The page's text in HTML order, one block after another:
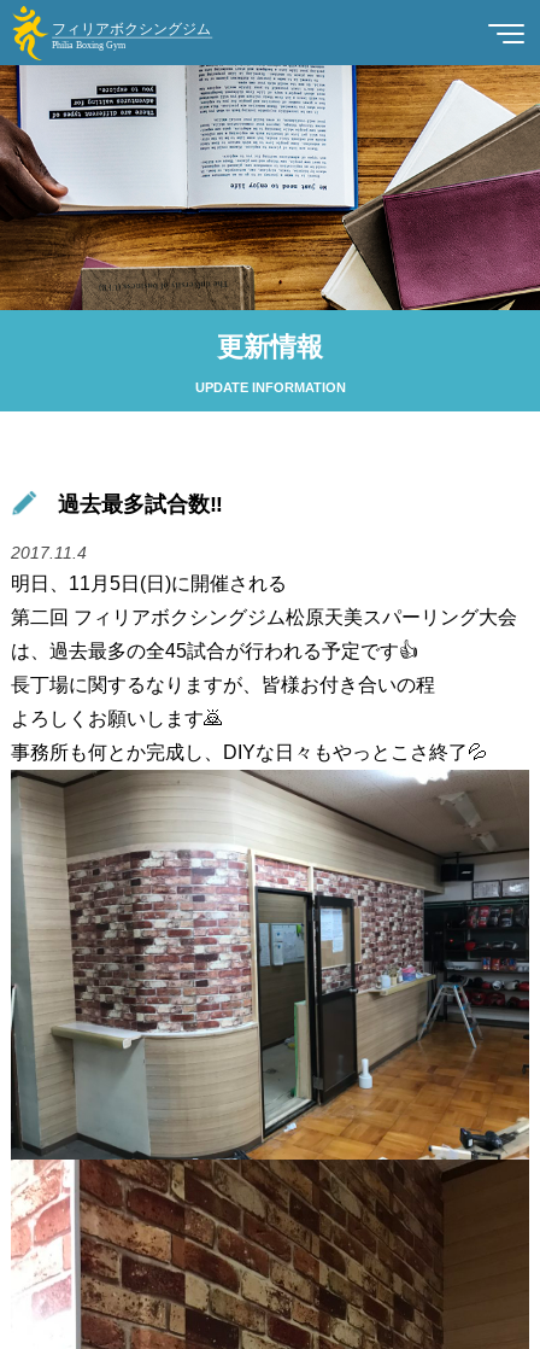
更新情報
UPDATE INFORMATION
過去最多試合数‼️
2017.11.4
明日、11月5日(日)に開催される
第二回 フィリアボクシングジム松原天美スパーリング大会
は、過去最多の全45試合が行われる予定です👍
長丁場に関するなりますが、皆様お付き合いの程
よろしくお願いします🙇
事務所も何とか完成し、DIYな日々もやっとこさ終了💦